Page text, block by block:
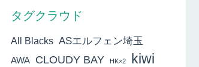
タグクラウド
All Blacks ASエルフェン埼玉
AWA CLOUDY BAY HK×2
kiwi